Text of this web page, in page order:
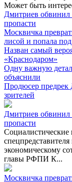
Может быть
Дмитриев обвинил
пропасти
Москвичка
лисой и попала под
Назван самый
«Краснодаром»
Одну важную
объяснили
Продюсер предрек
зрителей
Дмитриев обвинил
пропасти
Социалистические
экономическому
главы РФПИ К...
Москвичка